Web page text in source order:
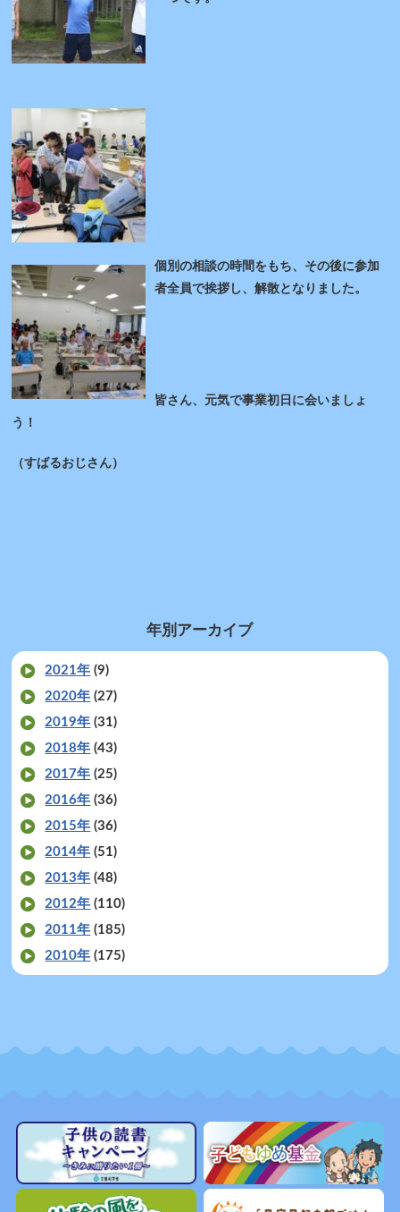
個別の相談の時間をもち、その後に参加
者全員で挨拶し、解散となりました。
皆さん、元気で事業初日に会いましょ
う！
（すばるおじさん）
年別アーカイブ
2021年 (9)
2020年 (27)
2019年 (31)
2018年 (43)
2017年 (25)
2016年 (36)
2015年 (36)
2014年 (51)
2013年 (48)
2012年 (110)
2011年 (185)
2010年 (175)